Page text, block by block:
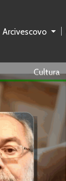
Arcivescovo
Cultura